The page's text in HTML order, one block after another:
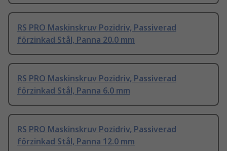
RS PRO Maskinskruv Pozidriv, Passiverad
förzinkad Stål, Panna 20.0 mm
RS PRO Maskinskruv Pozidriv, Passiverad
förzinkad Stål, Panna 6.0 mm
RS PRO Maskinskruv Pozidriv, Passiverad
förzinkad Stål, Panna 12.0 mm